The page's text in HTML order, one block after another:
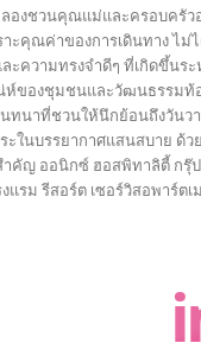
องชวนคุณแม่และครอบครัว
าะคุณค่าของการเดินทาง ไม่
ะความทรงจำดีๆ ที่เกิดขึ้น
ห์ของชุมชนและวัฒนธรรมท้
นาที่ชวนให้นึกย้อนถึงวันวา
ในบรรยากาศแสนสบาย ด้
ำคัญ ออนิกซ์ ฮอสพิทาลิตี้ กรุ๊
แรม รีสอร์ต เซอร์วิสอพาร์ตเ